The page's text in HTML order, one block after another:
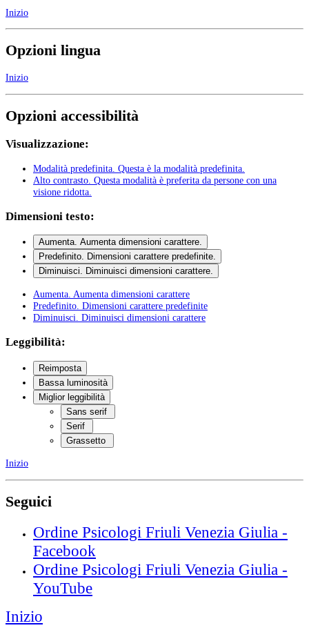
Inizio
Opzioni lingua
Inizio
Opzioni accessibilità
Visualizzazione:
Modalità predefinita . Questa è la modalità predefinita.
Alto contrasto . Questa modalità è preferita da persone con una
visione ridotta.
Dimensioni testo:
Aumenta. Aumenta dimensioni carattere.
Predefinito. Dimensioni carattere predefinite.
Diminuisci. Diminuisci dimensioni carattere.
Aumenta . Aumenta dimensioni carattere
Predefinito . Dimensioni carattere predefinite
Diminuisci . Diminuisci dimensioni carattere
Leggibilità:
Reimposta
Bassa luminosità
Miglior leggibilità
Sans serif
Serif
Grassetto
Inizio
Seguici
Ordine Psicologi Friuli Venezia Giulia -
Facebook
Ordine Psicologi Friuli Venezia Giulia -
YouTube
Inizio